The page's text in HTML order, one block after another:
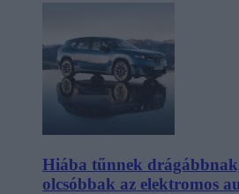
Hiába tűnnek
olcsóbbak az elektromos